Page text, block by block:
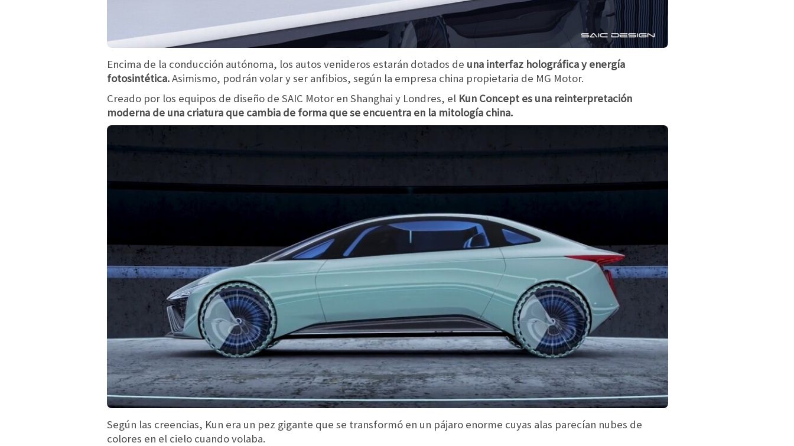
Encima de la conducción autónoma, los autos venideros estarán dotados de una interfaz holográfica y energía
fotosintética.Asimismo, podrán volar y ser anfibios, según la empresa china propietaria de MG Motor.
Creado por los equipos de diseño de SAIC Motor en Shanghai y Londres, el Kun Concept es una reinterpretación
moderna de una criatura que cambia de forma que se encuentra en la mitología china.
Según las creencias, Kun era un pez gigante que se transformó en un pájaro enorme cuyas alas parecían nubes de
colores en el cielo cuando volaba.